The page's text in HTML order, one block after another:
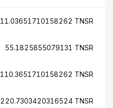
11.03651710158262 TNSR
55.1825855079131 TNSR
110.3651710158262 TNSR
220.7303420316524 TNSR